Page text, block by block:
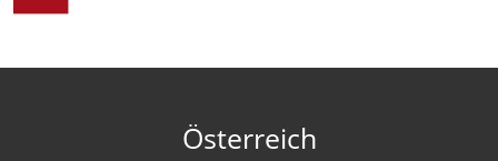
Österreich